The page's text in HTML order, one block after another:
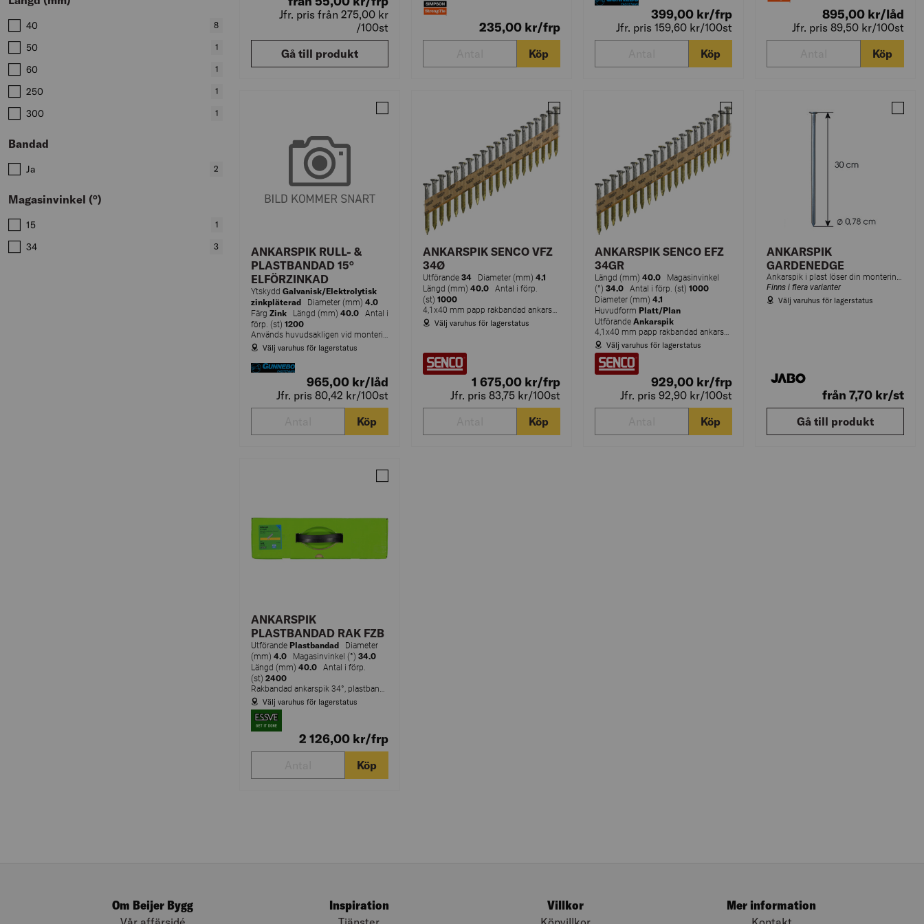
Värden att filtrera på
40 ,8
produkter
50 ,1
60 ,1
250 ,1
300 ,1
Bandad
Värden att filtrera på
Ja ,2
Magasinvinkel (°)
Värden att filtrera på
15 ,1
34 ,3
produkter
Jfr. pris från 275,00 kr
/100st
Gå till produkt
235,00 kr/frp
Köp
399,00 kr/frp
Jfr. pris 159,60 kr/100st
Köp
895,00 kr/låd
Jfr. pris 89,50 kr/100st
Köp
ANKARSPIK RULL- &
PLASTBANDAD 15°
ELFÖRZINKAD
Ytskydd Galvanisk/Elektrolytisk
zinkpläterad Diameter (mm) 4.0
Färg Zink Längd (mm) 40.0 Antal i
förp. (st) 1200
Används huvudsakligen vid montering av byggbeslag samt för att fästa andra typer av stål- och plåtdetaljer i underlag av trä.
Välj varuhus för lagerstatus
965,00 kr/låd
Jfr. pris 80,42 kr/100st
Köp
Jämför ANKARSPIK EFZ PB15 COILS LDA 40-4,0 1200ST
ANKARSPIK SENCO VFZ
34Ø
Utförande 34 Diameter (mm) 4.1
Längd (mm) 40.0 Antal i förp.
(st) 1000
4,1x40 mm papp rakbandad ankarspik ringad varmförzinkad 34°
Välj varuhus för lagerstatus
1 675,00 kr/frp
Jfr. pris 83,75 kr/100st
Köp
Jämför ANKARSPIK SENCO VFZ 34ø 40X4,1MM RING 1000ST
ANKARSPIK SENCO EFZ
34GR
Längd (mm) 40.0 Magasinvinkel
(°) 34.0 Antal i förp. (st) 1000
Diameter (mm) 4.1
Huvudform Platt/Plan
Utförande Ankarspik
4,1x40 mm papp rakbandad ankarspik ringad elförzinkad 34°
Välj varuhus för lagerstatus
929,00 kr/frp
Jfr. pris 92,90 kr/100st
Köp
Jämför ANKARSPIK SENCO EFZ 34GR
ANKARSPIK
GARDENEDGE
Ankarspik i plast löser din montering av GardenEdge Pro. 25 cm lång
Finns i flera varianter
Välj varuhus för lagerstatus
från 7,70 kr/st
Gå till produkt
Jämför
ANKARSPIK
PLASTBANDAD RAK FZB
Utförande Plastbandad Diameter
(mm) 4.0 Magasinvinkel (°) 34.0
Längd (mm) 40.0 Antal i förp.
(st) 2400
Rakbandad ankarspik 34°, plastbandad, FZB
Välj varuhus för lagerstatus
2 126,00 kr/frp
Köp
Jämför ANKARSPIK PLASTBANDAD RAK FZB 34GR 4X40MM
Om Beijer Bygg Inspiration Villkor Mer information